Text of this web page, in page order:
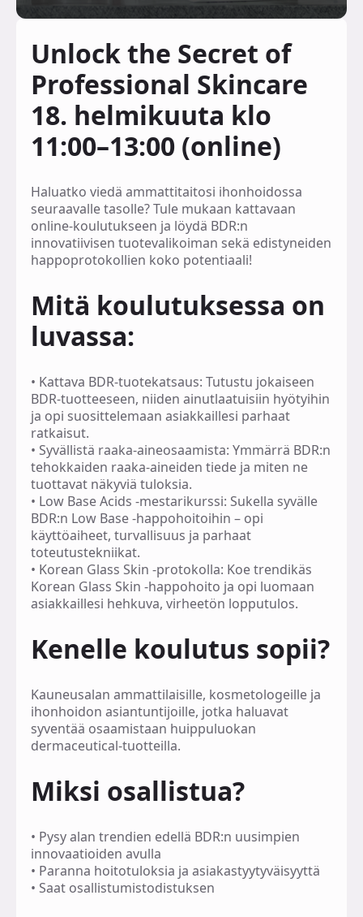
Unlock the Secret of
Professional Skincare
18. helmikuuta klo
11:00–13:00 (online)
Haluatko viedä ammattitaitosi ihonhoidossa
seuraavalle tasolle? Tule mukaan kattavaan
online-koulutukseen ja löydä BDR:n
innovatiivisen tuotevalikoiman sekä edistyneiden
happoprotokollien koko potentiaali!
Mitä koulutuksessa on
luvassa:
• Kattava BDR-tuotekatsaus: Tutustu jokaiseen
BDR-tuotteeseen, niiden ainutlaatuisiin hyötyihin
ja opi suosittelemaan asiakkaillesi parhaat
ratkaisut.
• Syvällistä raaka-aineosaamista: Ymmärrä BDR:n
tehokkaiden raaka-aineiden tiede ja miten ne
tuottavat näkyviä tuloksia.
• Low Base Acids -mestarikurssi: Sukella syvälle
BDR:n Low Base -happohoitoihin – opi
käyttöaiheet, turvallisuus ja parhaat
toteutustekniikat.
• Korean Glass Skin -protokolla: Koe trendikäs
Korean Glass Skin -happohoito ja opi luomaan
asiakkaillesi hehkuva, virheetön lopputulos.
Kenelle koulutus sopii?
Kauneusalan ammattilaisille, kosmetologeille ja
ihonhoidon asiantuntijoille, jotka haluavat
syventää osaamistaan huippuluokan
dermaceutical-tuotteilla.
Miksi osallistua?
• Pysy alan trendien edellä BDR:n uusimpien
innovaatioiden avulla
• Paranna hoitotuloksia ja asiakastyytyväisyyttä
• Saat osallistumistodistuksen